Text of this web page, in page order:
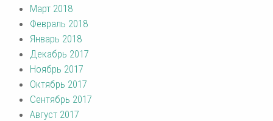
Март 2018
Февраль 2018
Январь 2018
Декабрь 2017
Ноябрь 2017
Октябрь 2017
Сентябрь 2017
Август 2017